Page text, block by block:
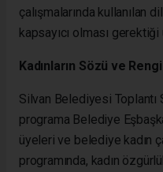
çalışmalarında kullanılan
kapsayıcı olması
Kadınların Sözü ve
Silvan Belediyesi Toplantı
programa Belediye
üyeleri ve belediye kadın
programında, kadın